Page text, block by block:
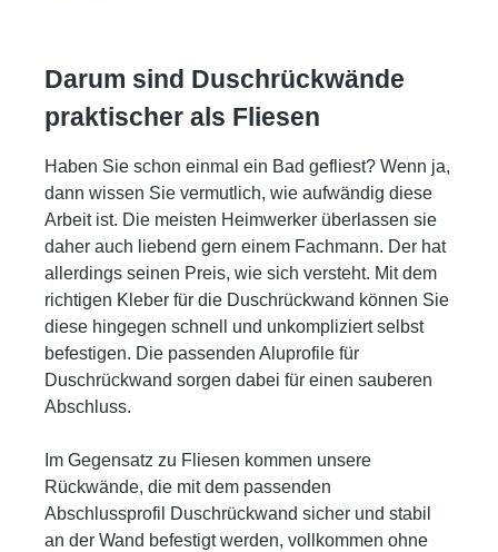
Darum sind Duschrückwände
praktischer als Fliesen
Haben Sie schon einmal ein Bad gefliest? Wenn ja,
dann wissen Sie vermutlich, wie aufwändig diese
Arbeit ist. Die meisten Heimwerker überlassen sie
daher auch liebend gern einem Fachmann. Der hat
allerdings seinen Preis, wie sich versteht. Mit dem
richtigen Kleber für die Duschrückwand können Sie
diese hingegen schnell und unkompliziert selbst
befestigen. Die passenden Aluprofile für
Duschrückwand sorgen dabei für einen sauberen
Abschluss.
Im Gegensatz zu Fliesen kommen unsere
Rückwände, die mit dem passenden
Abschlussprofil Duschrückwand sicher und stabil
an der Wand befestigt werden, vollkommen ohne